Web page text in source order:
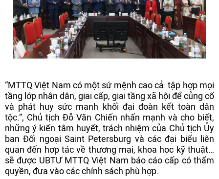
“MTTQ Việt Nam có một sứ mệnh cao cả: tập hợp mọi
tầng lớp nhân dân, giai cấp, giai tầng xã hội để củng cố
và phát huy sức mạnh khối đại đoàn kết toàn dân
tộc.”, Chủ tịch Đỗ Văn Chiến nhấn mạnh và cho biết,
những ý kiến tâm huyết, trách nhiệm của Chủ tịch Ủy
ban Đối ngoại Saint Petersburg và các đại biểu liên
quan đến hợp tác về thương mại, khoa học kỹ thuật…
sẽ được UBTƯ MTTQ Việt Nam báo cáo cấp có thẩm
quyền, đưa vào các chính sách phù hợp.